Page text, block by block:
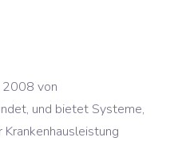
2008 von
und bietet Systeme,